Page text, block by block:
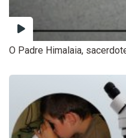
O Padre Himalaia,